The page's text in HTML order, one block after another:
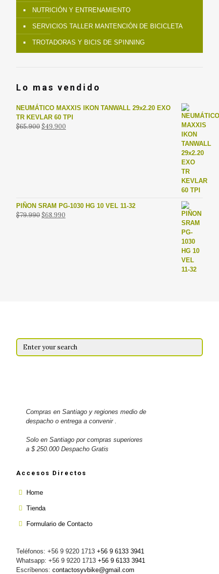
NUTRICIÓN Y ENTRENAMIENTO
SERVICIOS TALLER MANTENCIÓN DE BICICLETA
TROTADORAS Y BICIS DE SPINNING
Lo mas vendido
NEUMÁTICO MAXXIS IKON TANWALL 29x2.20 EXO
TR KEVLAR 60 TPI
$65.900El
$49.900
PIÑON SRAM PG-1030 HG 10 VEL 11-32
$79.990El
$68.990
Compras en Santiago y regiones medio de
despacho o entrega a convenir .
Solo en Santiago por compras superiores
a $ 250.000 Despacho Gratis
Accesos Directos
Home
Tienda
Formulario de Contacto
Teléfonos: +56 9 9220 1713 +56 9 6133 3941
Whatsapp: +56 9 9220 1713 +56 9 6133 3941
Escríbenos: contactosyvbike@gmail.com